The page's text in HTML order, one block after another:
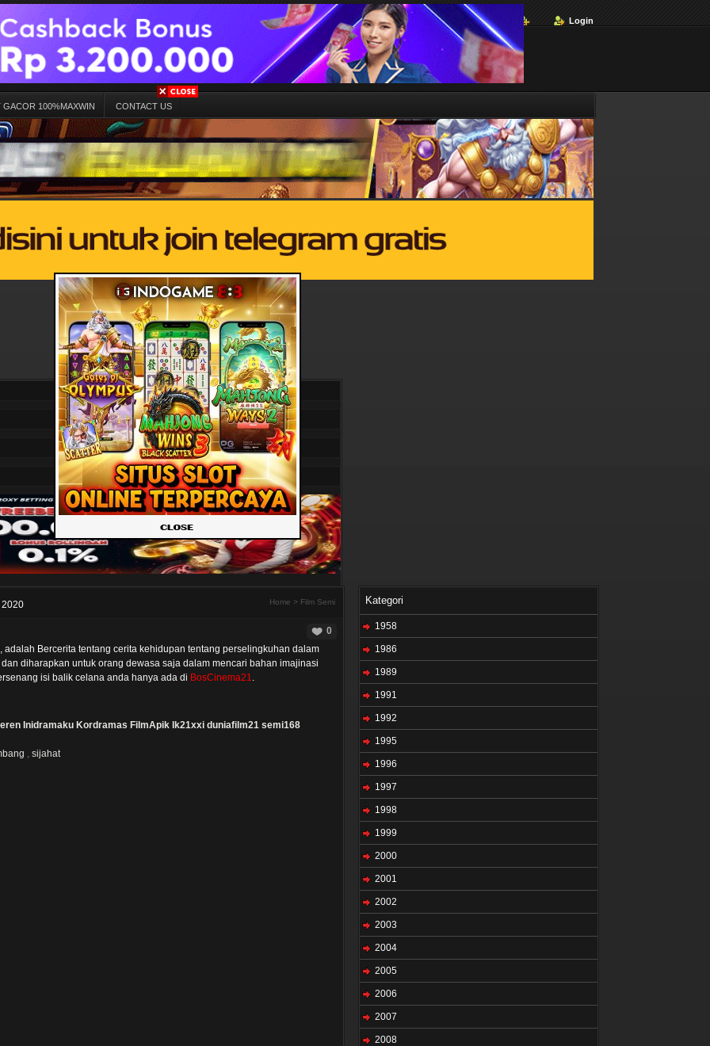
Login
GACOR 100%MAXWIN CONTACT US
2020 Home > Film Semi
0
adalah Bercerita tentang cerita kehidupan tentang perselingkuhan dalam
diharapkan untuk orang dewasa saja dalam mencari bahan imajinasi
isi balik celana anda hanya ada di BosCinema21.
Inidramaku Kordramas FilmApik lk21xxi duniafilm21 semi168
, sijahat
Kategori
1958
1986
1989
1991
1992
1995
1996
1997
1998
1999
2000
2001
2002
2003
2004
2005
2006
2007
2008